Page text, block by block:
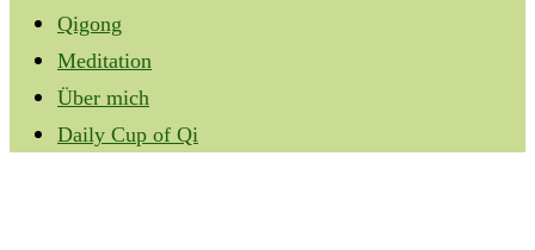
Qigong
Meditation
Über mich
Daily Cup of Qi